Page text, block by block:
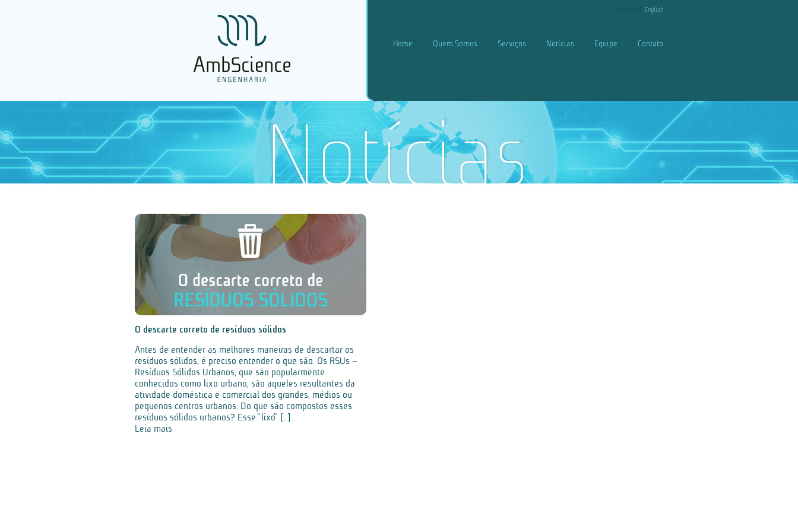
English
Home Quem Somos Serviços Notícias Equipe Contato
O descarte correto de resíduos sólidos
Antes de entender as melhores maneiras de descartar os
resíduos sólidos, é preciso entender o que são. Os RSUs –
Resíduos Sólidos Urbanos, que são popularmente
conhecidos como lixo urbano, são aqueles resultantes da
atividade doméstica e comercial dos grandes, médios ou
pequenos centros urbanos. Do que são compostos esses
resíduos sólidos urbanos? Esse “lixo” […]
Leia mais